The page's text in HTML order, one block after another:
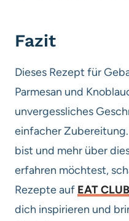
Fazit
Dieses Rezept für
Parmesan und
unvergessliches
einfacher
bist und mehr über
erfahren möchtest,
Rezepte auf EAT CLUB
dich inspirieren und